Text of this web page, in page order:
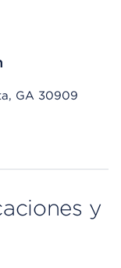
GA 30909
devices
y